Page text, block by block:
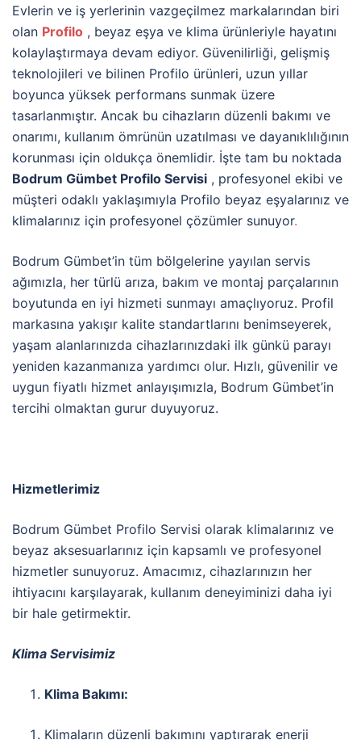
Evlerin ve iş yerlerinin vazgeçilmez markalarından biri
olan Profilo , beyaz eşya ve klima ürünleriyle hayatını
kolaylaştırmaya devam ediyor. Güvenilirliği, gelişmiş
teknolojileri ve bilinen Profilo ürünleri, uzun yıllar
boyunca yüksek performans sunmak üzere
tasarlanmıştır. Ancak bu cihazların düzenli bakımı ve
onarımı, kullanım ömrünün uzatılması ve dayanıklılığının
korunması için oldukça önemlidir. İşte tam bu noktada
Bodrum Gümbet Profilo Servisi , profesyonel ekibi ve
müşteri odaklı yaklaşımıyla Profilo beyaz eşyalarınız ve
klimalarınız için profesyonel çözümler sunuyor.
Bodrum Gümbet’in tüm bölgelerine yayılan servis
ağımızla, her türlü arıza, bakım ve montaj parçalarının
boyutunda en iyi hizmeti sunmayı amaçlıyoruz. Profil
markasına yakışır kalite standartlarını benimseyerek,
yaşam alanlarınızda cihazlarınızdaki ilk günkü parayı
yeniden kazanmanıza yardımcı olur. Hızlı, güvenilir ve
uygun fiyatlı hizmet anlayışımızla, Bodrum Gümbet’in
tercihi olmaktan gurur duyuyoruz.
Hizmetlerimiz
Bodrum Gümbet Profilo Servisi olarak klimalarınız ve
beyaz aksesuarlarınız için kapsamlı ve profesyonel
hizmetler sunuyoruz. Amacımız, cihazlarınızın her
ihtiyacını karşılayarak, kullanım deneyiminizi daha iyi
bir hale getirmektir.
Klima Servisimiz
Klima Bakımı:
Klimaların düzenli bakımını yaptırarak enerji